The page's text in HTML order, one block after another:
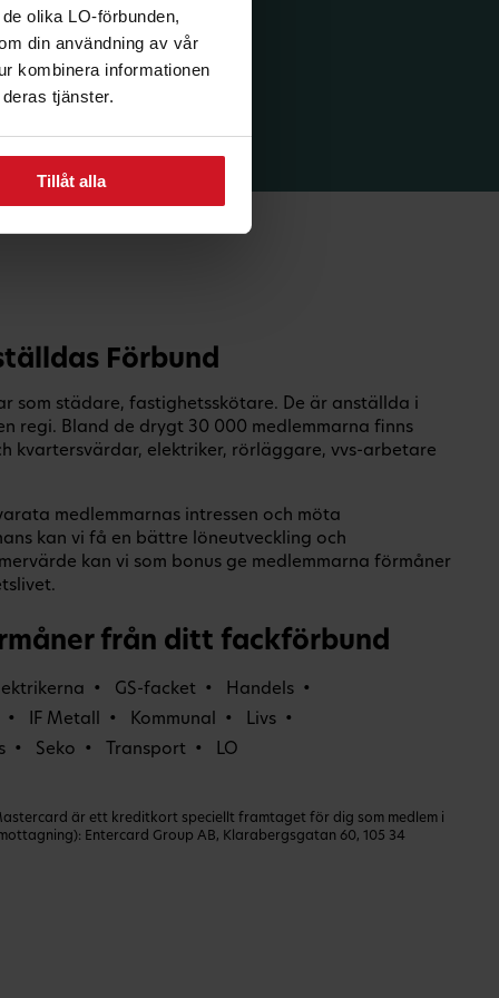
olika LO-förbunden,
din användning av vår
kombinera informationen
tjänster.
Tillåt alla
Förbund
som städare, fastighetsskötare. De är anställda i
regi. Bland de drygt 30 000 medlemmarna finns
kvartersvärdar, elektriker, rörläggare, vvs-arbetare
medlemmarnas intressen och möta
kan vi få en bättre löneutveckling och
kan vi som bonus ge medlemmarna förmåner
från ditt fackförbund
GS-facket
Handels
IF Metall
Kommunal
Livs
Seko Transport LO
är ett kreditkort speciellt framtaget för dig som medlem i
Entercard Group AB, Klarabergsgatan 60, 105 34